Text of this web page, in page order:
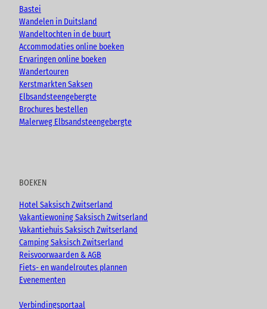
e
o
k
a
m
Bastei
Wandelen in Duitsland
Wandeltochten in de buurt
Accommodaties online boeken
Ervaringen online boeken
Wandertouren
Kerstmarkten Saksen
Elbsandsteengebergte
Brochures bestellen
Malerweg Elbsandsteengebergte
BOEKEN
Hotel Saksisch Zwitserland
Vakantiewoning Saksisch Zwitserland
Vakantiehuis Saksisch Zwitserland
Camping Saksisch Zwitserland
Reisvoorwaarden & AGB
Fiets- en wandelroutes plannen
Evenementen
Verbindingsportaal